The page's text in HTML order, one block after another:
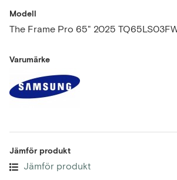
Modell
The Frame Pro 65" 2025
Varumärke
Jämför produkt
Jämför produkt